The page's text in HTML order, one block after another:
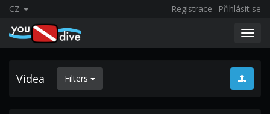
CZ Registrace Přihlásit se
Videa Filters